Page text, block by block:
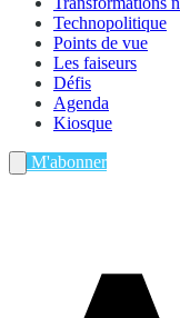
Technopolitique
Points de vue
Les faiseurs
Défis
Agenda
Kiosque
M'abonner